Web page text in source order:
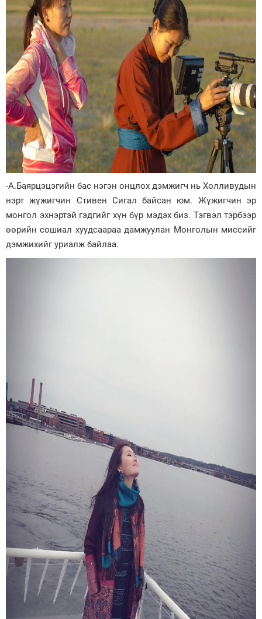
-А.Баярцэцэгийн бас нэгэн онцлох дэмжигч нь Холливудын
нэрт жүжигчин Стивен Сигал байсан юм. Жүжигчин эр
монгол эхнэртэй гэдгийг хүн бүр мэдэх биз. Тэгвэл тэрбээр
өөрийн сошиал хуудсаараа дамжуулан Монголын миссийг
дэмжихийг уриалж байлаа.